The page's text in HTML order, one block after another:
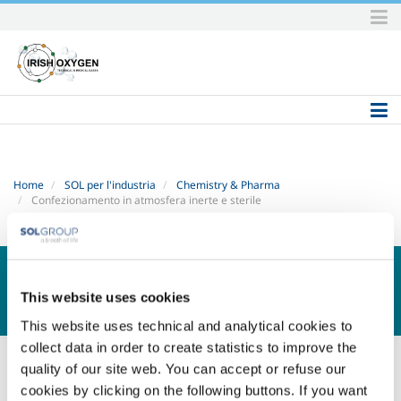
This website uses cookies
This website uses technical and analytical cookies to
collect data in order to create statistics to improve the
quality of our site web. You can accept or refuse our
cookies by clicking on the following buttons. If you want
to
content.
|
to
Home SOL per l'industria
Chemistry & Pharma
Confezionamento in atmosfera inerte e sterile
CHEMISTRY & PHARMA
Confezionamento in atmosfera